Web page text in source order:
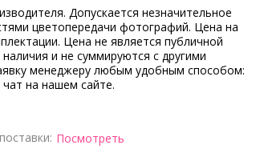
Допускается незначительное
цветопередачи фотографий. Цена на
Цена не является публичной
и не суммируются с другими
менеджеру любым удобным способом:
на нашем сайте.
Посмотреть